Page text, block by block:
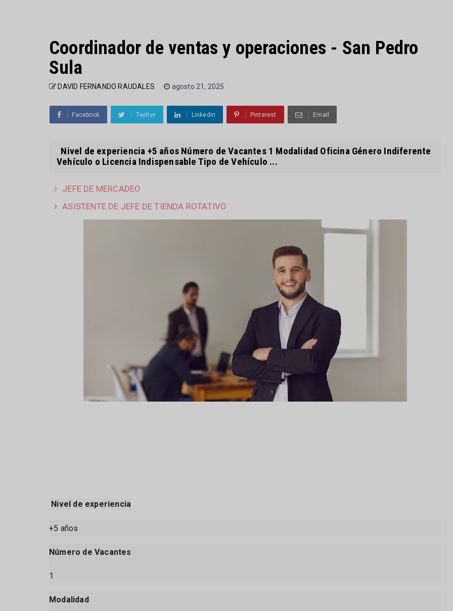
Coordinador de ventas y operaciones - San Pedro
Sula
DAVID FERNANDO RAUDALES agosto 21, 2025
Facebook Twitter Linkedin Pinterest Email
Nivel de experiencia +5 años Número de Vacantes 1 Modalidad Oficina Género Indiferente
Vehículo o Licencia Indispensable Tipo de Vehículo ...
JEFE DE MERCADEO
ASISTENTE DE JEFE DE TIENDA ROTATIVO
Nivel de experiencia
+5 años
Número de Vacantes
1
Modalidad